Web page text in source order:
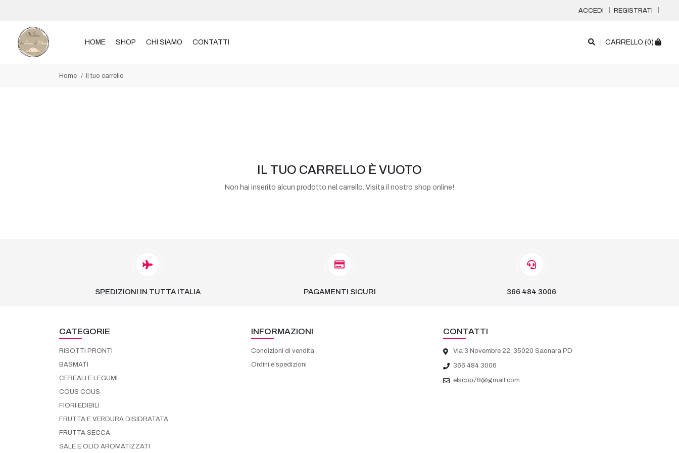
ACCEDI REGISTRATI
HOME SHOP CHI SIAMO CONTATTI CARRELLO (0)
Home Il tuo carrello
IL TUO CARRELLO È VUOTO
Non hai inserito alcun prodotto nel carrello. Visita il nostro shop online!
SPEDIZIONI IN TUTTA ITALIA PAGAMENTI SICURI 366 484 3006
CATEGORIE
RISOTTI PRONTI
BASMATI
CEREALI E LEGUMI
COUS COUS
FIORI EDIBILI
FRUTTA E VERDURA DISIDRATATA
FRUTTA SECCA
SALE E OLIO AROMATIZZATI
INFORMAZIONI
Condizioni di vendita
Ordini e spedizioni
CONTATTI
Via 3 Novembre 22, 35020 Saonara PD
366 484 3006
elscpp78@gmail.com